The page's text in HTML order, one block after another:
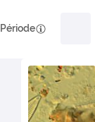
Période